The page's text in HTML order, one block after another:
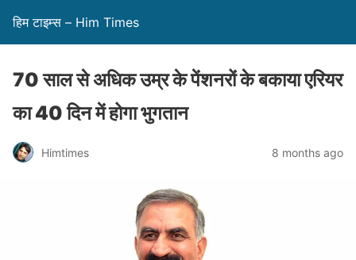
हिम टाइम्स – Him Times
70 साल से अधिक उम्र के पेंशनरों के बकाया एरियर
का 40 दिन में होगा भुगतान
Himtimes 8 months ago